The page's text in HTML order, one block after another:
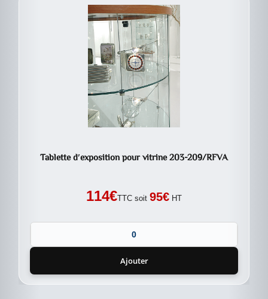
Tablette d′exposition pour vitrine 203-209/RFVA
114€TTC soit 95€ HT
Ajouter